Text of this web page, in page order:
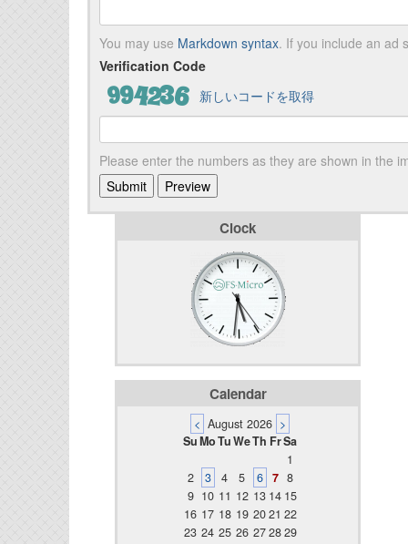
You may use Markdown syntax. If you include an ad
Verification Code
新しいコードを取得
Please enter the numbers as they are shown in the
Clock
Calendar
< August 2026 >
SuMoTuWeTh FrSa
1
2
3 4 5 6 7 8
9 10 11 12 13 14 15
16 17 18 19 2021 22
23 24 25 26 272829